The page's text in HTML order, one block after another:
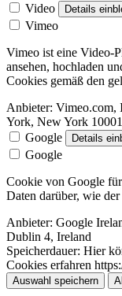
Video
Details
Vimeo
Vimeo ist eine Video-
ansehen, hochladen
Cookies gemäß den
Anbieter: Vimeo.com,
York, New York
Google
Details
Google
Cookie von Google
Daten darüber, wie
Anbieter: Google
Dublin 4, Ireland
Speicherdauer: Hier
Cookies erfahren
Auswahl speichern